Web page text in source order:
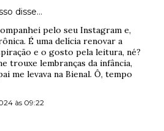
disse…
pelo seu Instagram e,
É uma delícia renovar a
e o gosto pela leitura, né?
trouxe lembranças da infância,
me levava na Bienal. Ô, tempo
às 09:22